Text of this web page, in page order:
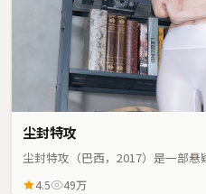
尘封特攻
尘封特攻（巴西，2017）是一部
4.5 49万